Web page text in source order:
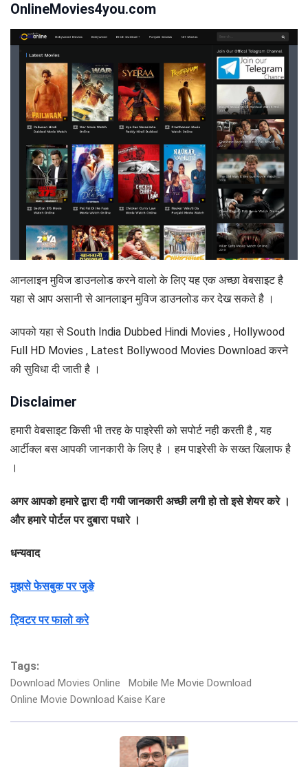
OnlineMovies4you.com
आनलाइन मुविज डाउनलोड करने वालो के लिए यह एक अच्छा वेबसाइट है
यहा से आप असानी से आनलाइन मुविज डाउनलोड कर देख सकते है ।
आपको यहा से South India Dubbed Hindi Movies , Hollywood
Full HD Movies , Latest Bollywood Movies Download करने
की सुविधा दी जाती है ।
Disclaimer
हमारी वेबसाइट किसी भी तरह के पाइरेसी को सपोर्ट नही करती है , यह
आर्टीक्ल बस आपकी जानकारी के लिए है । हम पाइरेसी के सख्त खिलाफ है
।
अगर आपको हमारे द्वारा दी गयी जानकारी अच्छी लगी हो तो इसे शेयर करे ।
और हमारे पोर्टल पर दुबारा पधारे ।
धन्यवाद
मुझसे फेसबुक पर जुङे
ट्विटर पर फालो करे
Tags:
Download Movies Online
Mobile Me Movie Download
Online Movie Download Kaise Kare